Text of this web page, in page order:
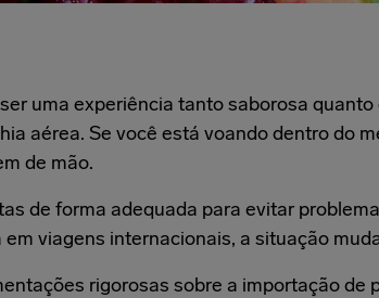
uma experiência tanto saborosa
aérea. Se você está voando dentro do
de mão.
de forma adequada para evitar
viagens internacionais, a situação
rigorosas sobre a importação de